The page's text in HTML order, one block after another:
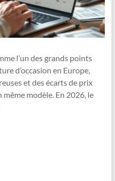
l’un des grands points
d’occasion en Europe,
et des écarts de prix
modèle. En 2026, le